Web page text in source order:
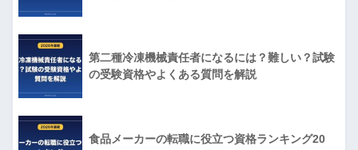
第二種冷凍機械責任者になるには？難しい？試験
の受験資格やよくある質問を解説
食品メーカーの転職に役立つ資格ランキング20